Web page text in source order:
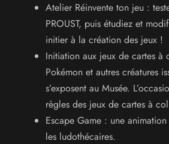
Atelier Réinvente ton jeu :
PROUST, puis étudiez et
initier à la création des jeux !
Initiation aux jeux de cartes à
Pokémon et autres créatures
s’exposent au Musée.
règles des jeux de cartes à
Escape Game : une
les ludothécaires.